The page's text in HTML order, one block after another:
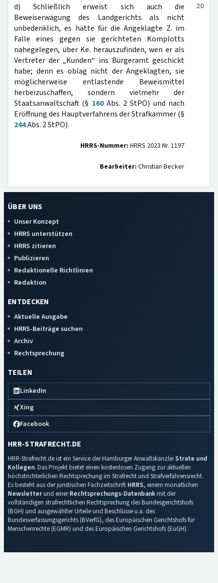
20
d) Schließlich erweist sich auch die
Beweiserwägung des Landgerichts als nicht
unbedenklich, es hätte für die Angeklagte Z. im
Falle eines gegen sie gerichteten Komplotts
nahegelegen, über Ke. herauszufinden, wen er als
Vertreter der „Kunden“ ins Bürgeramt geschickt
habe; denn es oblag nicht der Angeklagten, sie
möglicherweise entlastende Beweismittel
herbeizuschaffen, sondern vielmehr der
Staatsanwaltschaft (§ 160Abs. 2 StPO) und nach
Eröffnung des Hauptverfahrens der Strafkammer (§
244Abs. 2 StPO).
HRRS-Nummer: HRRS 2023 Nr. 1197
Bearbeiter: Christian Becker
ÜBER UNS
Unser Konzept
HRRS unterstützen
HRRS zitieren
Publizieren
Redaktionelle Richtlinien
Redaktion
ENTDECKEN
Aktuelle Ausgabe
HRRS-Beiträge suchen
Archiv
Rechtsprechung
TEILEN
LinkedIn
Xing
Facebook
HRR-STRAFRECHT.DE
HRR-Strafrecht.de ist ein Service der Hamburger Anwaltskanzlei Strate und
Kollegen. Das Projekt bietet einen kostenlosen Zugang zur aktuellen
höchstrichterlichen Rechtsprechung im Strafrecht und Strafverfahrensrecht.
Es besteht aus der juristischen Fachzeitschrift HRRS, einem monatlichen
Newsletterund einerRechtsprechungs-Datenbankmit der
vollständigen strafrechtlichen Rechtsprechung des Bundesgerichtshofs
(BGH) und ausgewählter Urteile und Beschlüsse u.a. des
Bundesverfassungsgerichts (BVerfG), des Europäischen Gerichtshofs für
Menschenrechte (EGMR) und des Europäischen Gerichtshofs (EuGH).